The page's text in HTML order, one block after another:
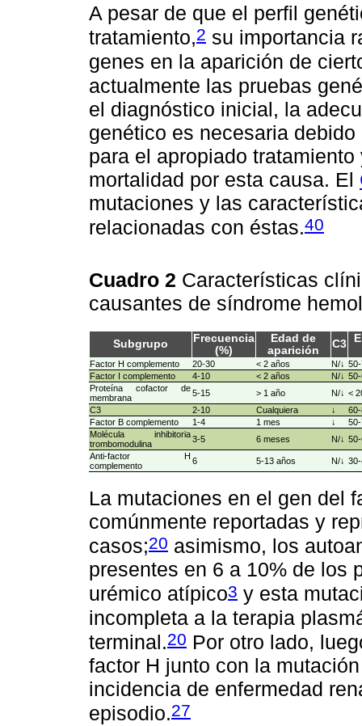
A pesar de que el perfil
tratamiento,2 su importancia
genes en la aparición de
actualmente las pruebas
el diagnóstico inicial, la
genético es necesaria
para el apropiado
mortalidad por esta causa. El
mutaciones y las
relacionadas con éstas.40
Cuadro 2 Características
causantes de síndrome
Subgrupo
Frecuencia
(%)
Edad de
aparición
C3
Factor H complemento 20-30 < 2 años N/↓
Factor I complemento
4-10 < 2 años N/↓
Proteína cofactor de
membrana
5-15 > 1 año N/↓ <
C3
2-10 Cualquiera ↓
Factor B complemento
1-4 1 mes ↓
Molécula inhibitoria
trombomodulina
3-5 6 meses N/↓
Anti-factor H
complemento
6 5-13 años N/↓
La mutaciones en el gen del
comúnmente reportadas y
casos;20 asimismo, los
presentes en 6 a 10% de los
urémico atípico3 y esta
incompleta a la terapia
terminal.20 Por otro lado,
factor H junto con la
incidencia de enfermedad
episodio.27